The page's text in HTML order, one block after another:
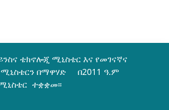
ቴክኖሎጂ ሚኒስቴር እና የመገናኛና
በማዋሃድ በ2011 ዓ.ም